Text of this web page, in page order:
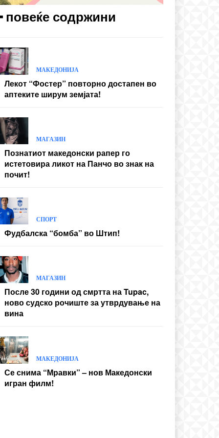
повеќе содржини
МАКЕДОНИЈА
Лекот “Фостер” повторно достапен во
аптеките ширум земјата!
МАГАЗИН
Познатиот македонски рапер го
истетовира ликот на Панчо во знак на
почит!
СПОРТ
Фудбалска “бомба” во Штип!
МАГАЗИН
После 30 години од смртта на Tupac,
ново судско рочиште за утврдување на
вина
МАКЕДОНИЈА
Се снима “Мравки” – нов Македонски
игран филм!